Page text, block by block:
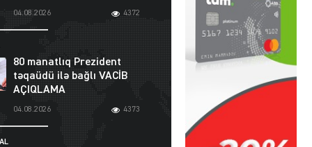
04.08.2026 4372
80 manatlıq Prezident
təqaüdü ilə bağlı VACİB
AÇIQLAMA
04.08.2026 4373